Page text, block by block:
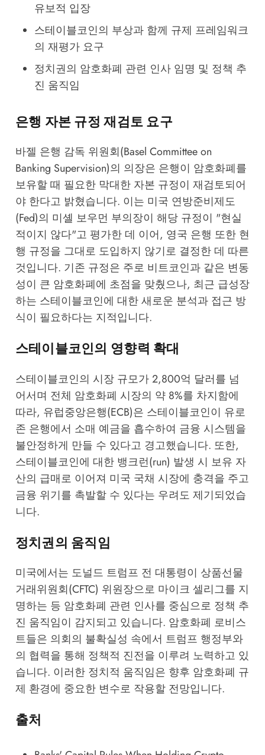
유보적 입장
스테이블코인의 부상과 함께 규제 프레임워크
의 재평가 요구
정치권의 암호화폐 관련 인사 임명 및 정책 추
진 움직임
은행 자본 규정 재검토 요구
바젤 은행 감독 위원회(Basel Committee on
Banking Supervision)의 의장은 은행이 암호화폐를
보유할 때 필요한 막대한 자본 규정이 재검토되어
야 한다고 밝혔습니다. 이는 미국 연방준비제도
(Fed)의 미셸 보우먼 부의장이 해당 규정이 "현실
적이지 않다"고 평가한 데 이어, 영국 은행 또한 현
행 규정을 그대로 도입하지 않기로 결정한 데 따른
것입니다. 기존 규정은 주로 비트코인과 같은 변동
성이 큰 암호화폐에 초점을 맞췄으나, 최근 급성장
하는 스테이블코인에 대한 새로운 분석과 접근 방
식이 필요하다는 지적입니다.
스테이블코인의 영향력 확대
스테이블코인의 시장 규모가 2,800억 달러를 넘
어서며 전체 암호화폐 시장의 약 8%를 차지함에
따라, 유럽중앙은행(ECB)은 스테이블코인이 유로
존 은행에서 소매 예금을 흡수하여 금융 시스템을
불안정하게 만들 수 있다고 경고했습니다. 또한,
스테이블코인에 대한 뱅크런(run) 발생 시 보유 자
산의 급매로 이어져 미국 국채 시장에 충격을 주고
금융 위기를 촉발할 수 있다는 우려도 제기되었습
니다.
정치권의 움직임
미국에서는 도널드 트럼프 전 대통령이 상품선물
거래위원회(CFTC) 위원장으로 마이크 셀리그를 지
명하는 등 암호화폐 관련 인사를 중심으로 정책 추
진 움직임이 감지되고 있습니다. 암호화폐 로비스
트들은 의회의 불확실성 속에서 트럼프 행정부와
의 협력을 통해 정책적 진전을 이루려 노력하고 있
습니다. 이러한 정치적 움직임은 향후 암호화폐 규
제 환경에 중요한 변수로 작용할 전망입니다.
출처